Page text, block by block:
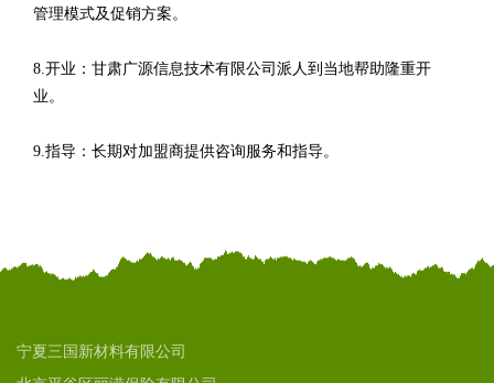
管理模式及促销方案。
8.开业：甘肃广源信息技术有限公司派人到当地帮助隆重开
业。
9.指导：长期对加盟商提供咨询服务和指导。
宁夏三国新材料有限公司